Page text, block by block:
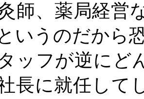
師、薬局経営
いうのだから
ッフが逆にど
長に就任して